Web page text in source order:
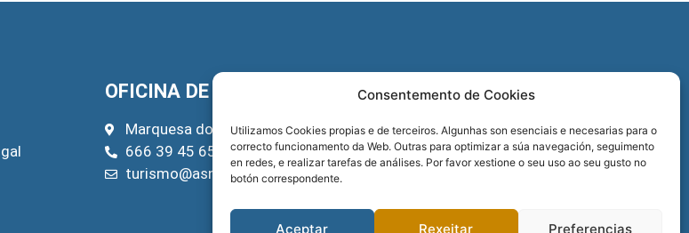
Consentemento de Cookies
Utilizamos Cookies propias e de terceiros. Algunhas son esenciais e necesarias para o
correcto funcionamento da Web. Outras para optimizar a súa navegación, seguimento
en redes, e realizar tarefas de análises. Por favor xestione o seu uso ao seu gusto no
botón correspondente.
Aceptar Rexeitar Preferencias
OFICINA DE TURISMO
Marquesa do Pazo, 22
666 39 45 65
turismo@asneves.gal
REDES SOCIAIS